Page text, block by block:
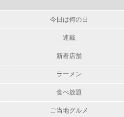
今日は何の日
連載
新着店舗
ラーメン
食べ放題
ご当地グルメ